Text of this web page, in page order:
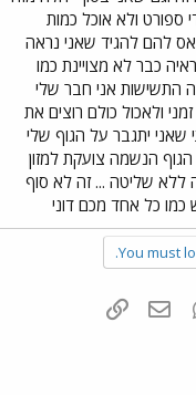
ספורט ולא אוכל כמות
להם להגיד שאני נראה
כבר לא מצויינת כמו
התשישות אני חבר שלי
ולאכול כולם רוצים את
שאני יתגבר על הגוף שלי
הגוף הנשמה צועקת למזון
ללא שליטה ... זה לא סוף
כמו כל אחד מכם דוני
You must
WhatsAppדואר אלקטרוני